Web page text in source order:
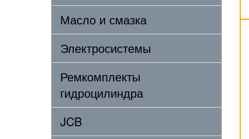
Масло и смазка
Электросистемы
Ремкомплекты
гидроцилиндра
JCB